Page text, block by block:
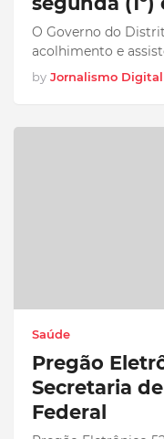
O Governo do
acolhimento e
by Jornalismo Digital
Saúde
Pregão
Secretaria
Federal